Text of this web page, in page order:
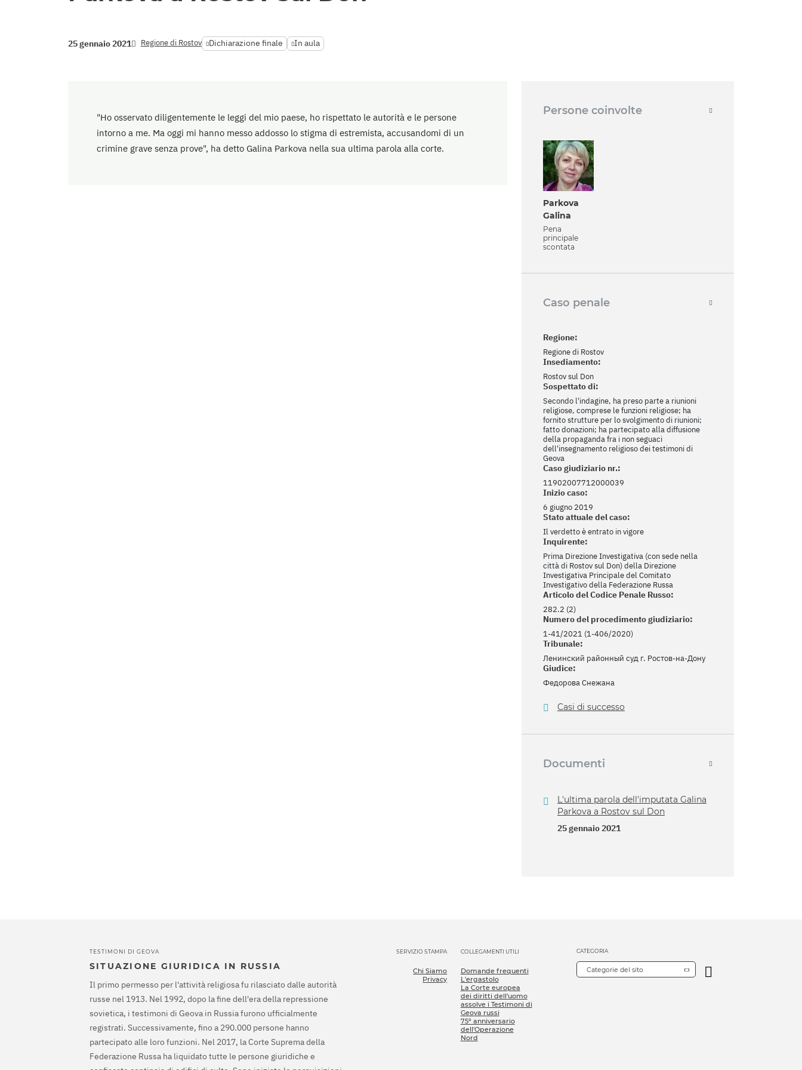
25 gennaio 2021 Regione di Rostov Dichiarazione finale In aula
"Ho osservato diligentemente le leggi del mio paese, ho rispettato le autorità e le persone
intorno a me. Ma oggi mi hanno messo addosso lo stigma di estremista, accusandomi di un
crimine grave senza prove", ha detto Galina Parkova nella sua ultima parola alla corte.
Persone coinvolte
Parkova
Galina
Pena
principale
scontata
Caso penale
Regione:
Regione di Rostov
Insediamento:
Rostov sul Don
Sospettato di:
Secondo l'indagine, ha preso parte a riunioni
religiose, comprese le funzioni religiose; ha
fornito strutture per lo svolgimento di riunioni;
fatto donazioni; ha partecipato alla diffusione
della propaganda fra i non seguaci
dell'insegnamento religioso dei testimoni di
Geova
Caso giudiziario nr.:
11902007712000039
Inizio caso:
6 giugno 2019
Stato attuale del caso:
Il verdetto è entrato in vigore
Inquirente:
Prima Direzione Investigativa (con sede nella
città di Rostov sul Don) della Direzione
Investigativa Principale del Comitato
Investigativo della Federazione Russa
Articolo del Codice Penale Russo:
282.2 (2)
Numero del procedimento giudiziario:
1-41/2021 (1-406/2020)
Tribunale:
Ленинский районный суд г. Ростов-на-Дону
Giudice:
Федорова Снежана
Casi di successo
Documenti
L'ultima parola dell'imputata Galina
Parkova a Rostov sul Don
25 gennaio 2021
TESTIMONI DI GEOVA
SITUAZIONE GIURIDICA IN RUSSIA
Il primo permesso per l'attività religiosa fu rilasciato dalle autorità
russe nel 1913. Nel 1992, dopo la fine dell'era della repressione
sovietica, i testimoni di Geova in Russia furono ufficialmente
registrati. Successivamente, fino a 290.000 persone hanno
partecipato alle loro funzioni. Nel 2017, la Corte Suprema della
Federazione Russa ha liquidato tutte le persone giuridiche e
SERVIZIO STAMPA
Chi Siamo
Privacy
COLLEGAMENTI UTILI
Domande frequenti
L'ergastolo
La Corte europea
dei diritti dell'uomo
assolve i Testimoni di
Geova russi
75º anniversario
dell'Operazione
Nord
CATEGORIA
Categorie del sito